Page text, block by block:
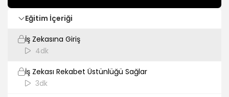
Eğitim İçeriği
İş Zekasına Giriş
4dk
İş Zekası Rekabet Üstünlüğü Sağlar
3dk